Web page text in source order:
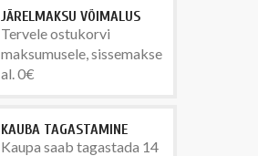
JÄRELMAKSU VÕIMALUS
Tervele ostukorvi
maksumusele, sissemakse
al. 0€
KAUBA TAGASTAMINE
Kaupa saab tagastada 14